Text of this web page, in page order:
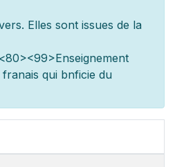
Elles sont issues de la
<80><99>Enseignement
franais qui bnficie du